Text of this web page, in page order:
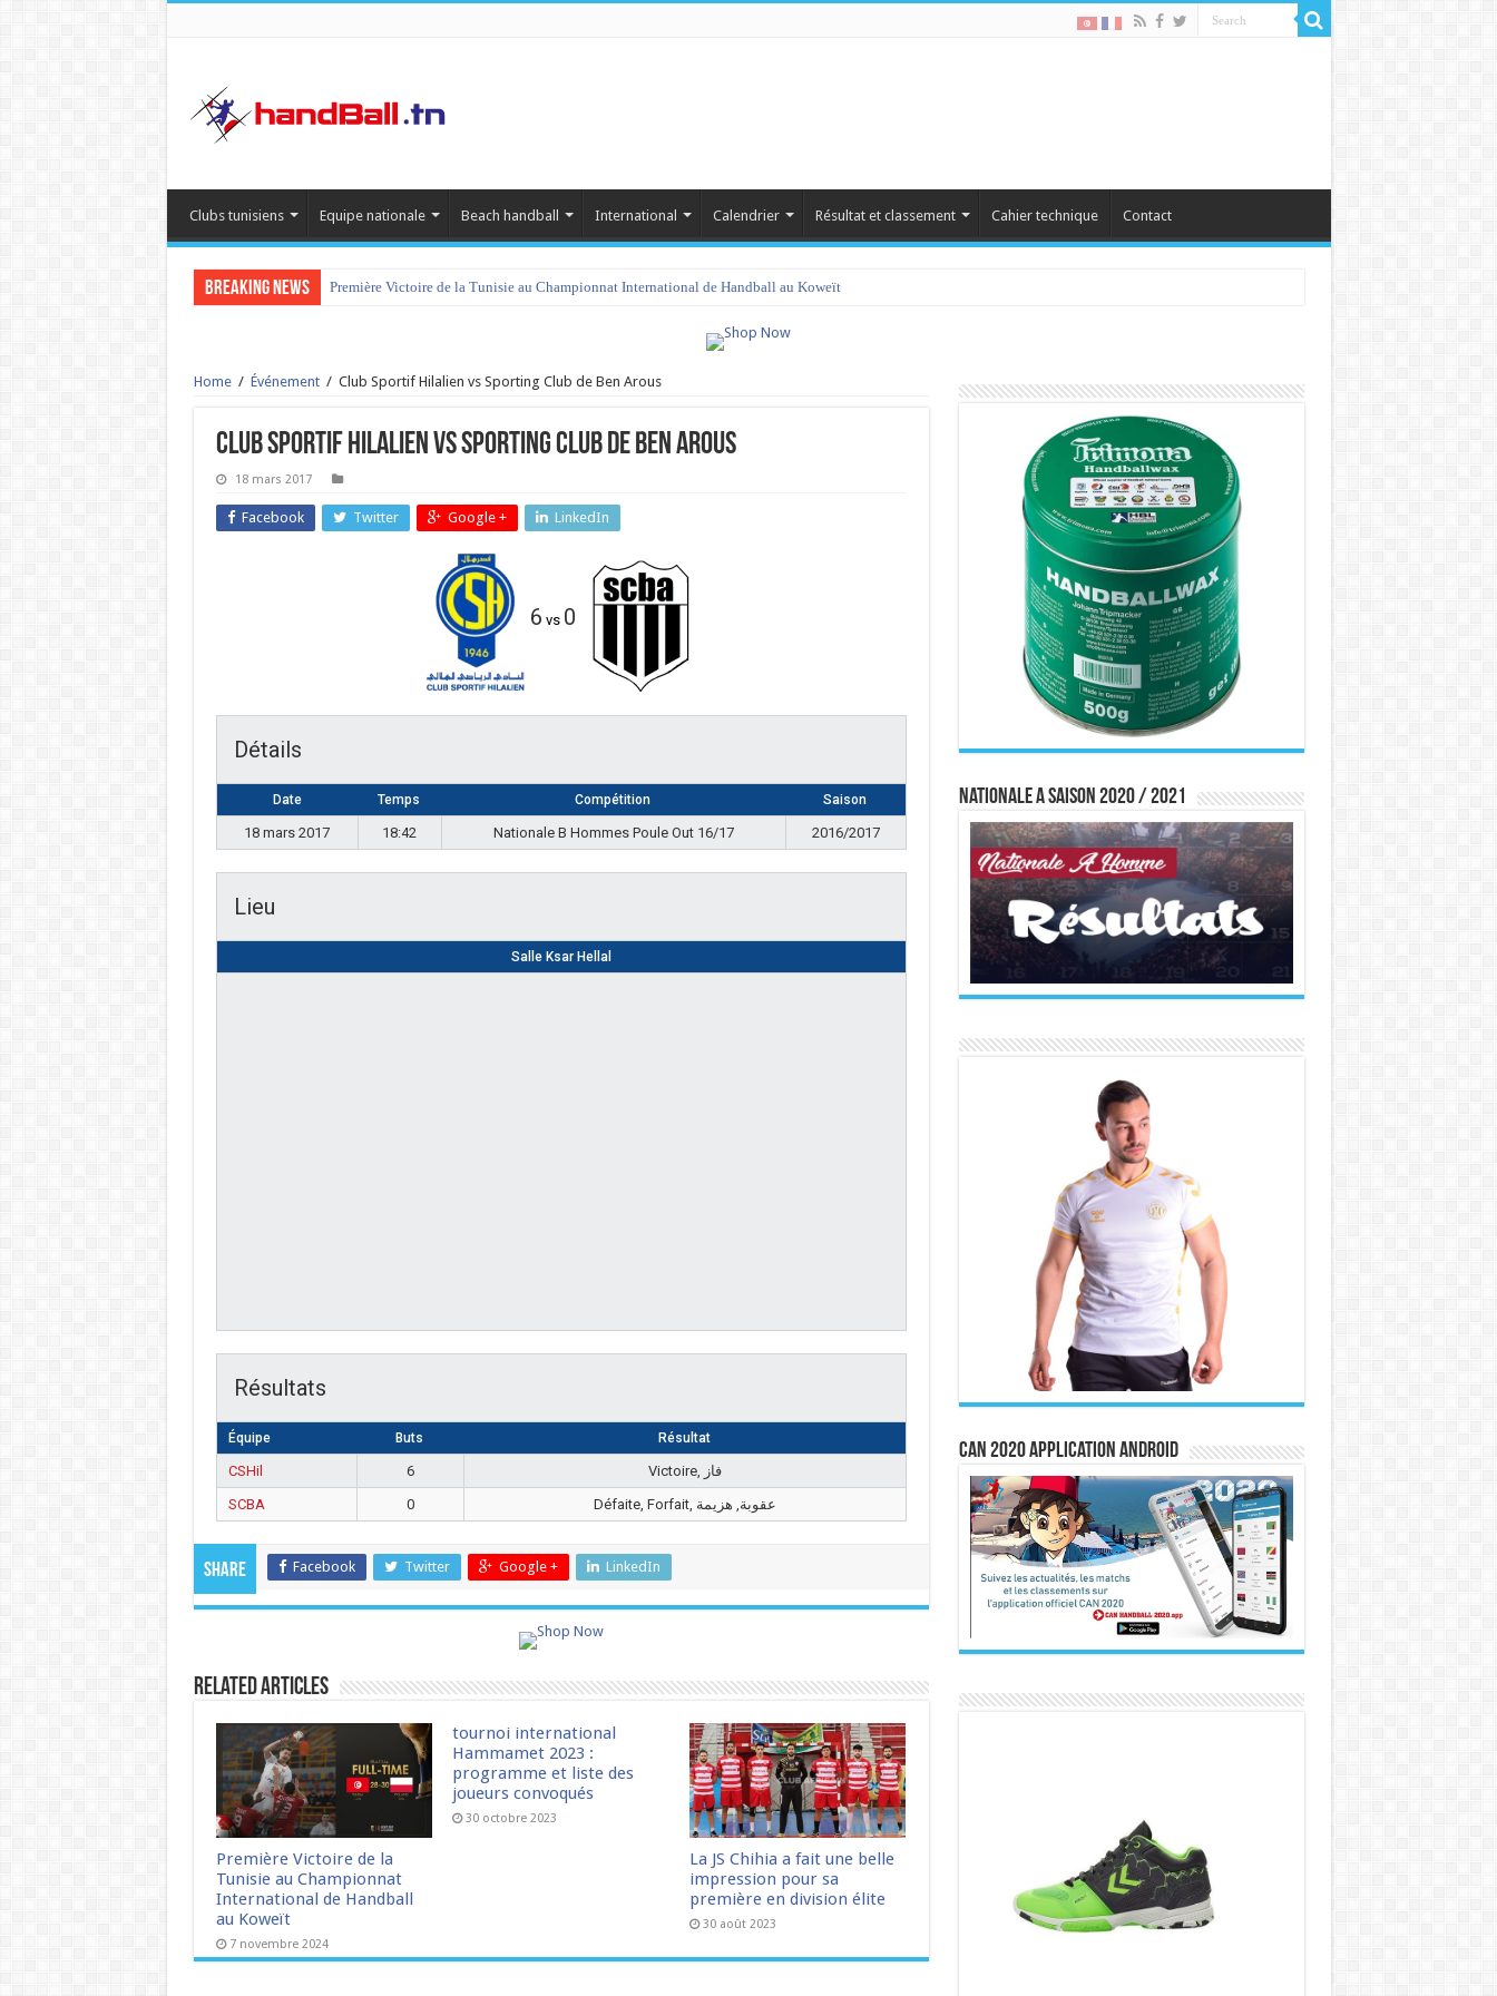
Clubs tunisiens Equipe nationale Beach handball International Calendrier Résultat et classement Cahier technique Contact
Breaking News Première Victoire de la Tunisie au Championnat International de Handball au Koweït
Home / Événement / Club Sportif Hilalien vs Sporting Club de Ben Arous
Club Sportif Hilalien vs Sporting Club de Ben Arous
18 mars 2017
Facebook Twitter Google + LinkedIn
6 vs 0
Détails
Date Temps Compétition Saison
18 mars 2017 18:42 Nationale B Hommes Poule Out 16/17 2016/2017
Lieu
Salle Ksar Hellal
Résultats
Équipe Buts Résultat
CSHil 6
Victoire, فاز
SCBA
0 Défaite, Forfait, عقوبة, هزيمة
Share Facebook Twitter Google + LinkedIn
Related Articles
Première Victoire de la
Tunisie au Championnat
International de Handball
au Koweït
7 novembre 2024
tournoi international
Hammamet 2023 :
programme et liste des
joueurs convoqués
30 octobre 2023
La JS Chihia a fait une belle
impression pour sa
première en division élite
30 août 2023
Nationale A saison 2020 / 2021
CAN 2020 Application Android